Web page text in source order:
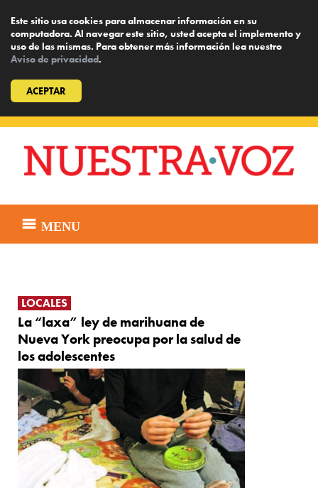
Este sitio usa cookies para almacenar información en su
computadora. Al navegar este sitio, usted acepta el implemento y
uso de las mismas. Para obtener más información lea nuestro
Aviso de privacidad.
ACEPTAR
content
MENU
LOCALES
La “laxa” ley de marihuana de
Nueva York preocupa por la salud de
los adolescentes